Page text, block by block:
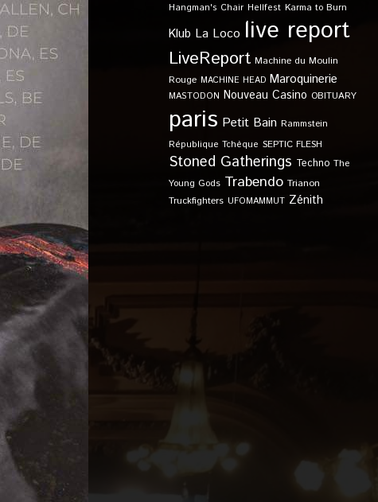
Hangman's Chair Hellfest Karma to Burn
Klub La Loco live report
LiveReport Machine du Moulin
Rouge MACHINE HEAD Maroquinerie
MASTODON Nouveau Casino OBITUARY
paris Petit Bain Rammstein
République Tchèque SEPTIC FLESH
Stoned Gatherings Techno The
Young Gods Trabendo Trianon
Truckfighters UFOMAMMUT Zénith